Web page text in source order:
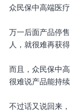
众民保中高端医
万一后面产品停
人，就很难再获得
而且，众民保中
很难说产品能持续
不过话又说回来